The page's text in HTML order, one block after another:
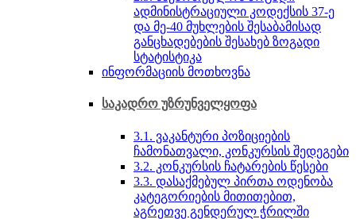
ადმინისტრაციული კოდექსის 37-ე
და მე-40 მუხლების შესაბამისად
განცხადებების შესახებ ზოგადი
სტატისტიკა
ინფორმაციის მოთხოვნა
საკადრო უზრუნველყოფა
3.1. ვაკანტური პოზიციების
ჩამონათვალი, კონკურსის შედეგები
3.2. კონკურსის ჩატარების წესები
3.3. დასაქმებულ პირთა ოდენობა
კატეგორიების მითითებით,
აგრეთვე გენდერულ ჭრილში